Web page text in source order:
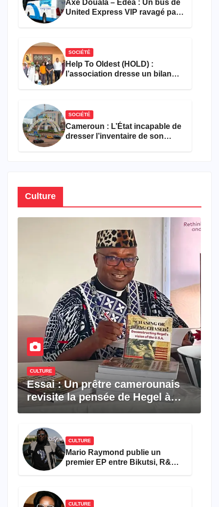
Axe Douala – Edéa : Un bus de
United Express VIP ravagé par
SOCIÉTÉ
Help To Oldest (HOLD) :
l’association dresse un bilan
SOCIÉTÉ
Cameroun : L’État incapable de
dresser l’inventaire de son
Culture
CULTURE
Essai : Un prêtre camerounais
revisite la pensée de Hegel à
travers le rêve américain
CULTURE
Mario Raymond publie un
premier EP entre Bikutsi, R&B
CULTURE